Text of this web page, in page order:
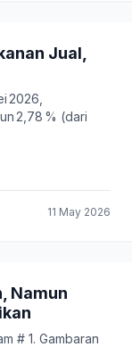
Jual,
2026,
2,78 % (dari
11 May 2026
Namun
# 1. Gambaran